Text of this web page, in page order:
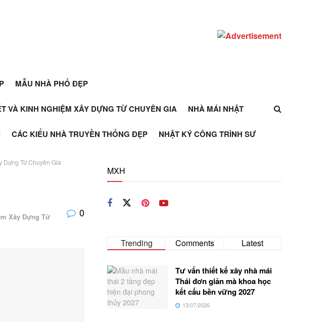
MẪU NHÀ PHỐ ĐẸP
VÀ KINH NGHIỆM XÂY DỰNG TỪ CHUYÊN GIA NHÀ MÁI NHẬT
CÁC KIỂU NHÀ TRUYỀN THỐNG ĐẸP NHẬT KÝ CÔNG TRÌNH SƯ
Dựng Từ Chuyên Gia
Xây Dựng Từ
0
MXH
Trending Comments Latest
Tư vấn thiết kế xây nhà mái
Thái đơn giản mà khoa học
kết cấu bền vững 2027
13/07/2026